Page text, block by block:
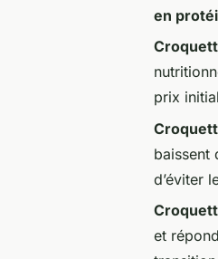
en
prix
baissent
d’éviter
et